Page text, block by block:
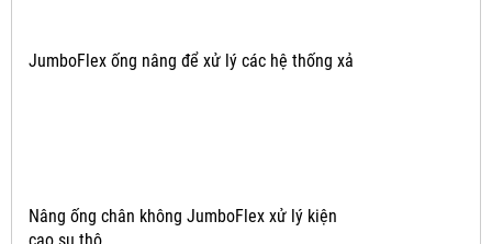
JumboFlex ống nâng để xử lý các hệ thống xả
Nâng ống chân không JumboFlex xử lý kiện